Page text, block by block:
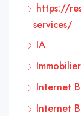
https://
services/
IA
Immobilier
Internet
Internet